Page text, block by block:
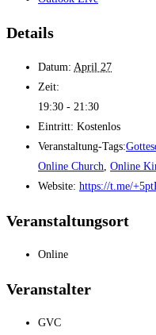
Details
Datum: April 27
Zeit:
19:30 - 21:30
Eintritt: Kostenlos
Veranstaltung-Tags:
Online Church, Online
Website: https://t.me/
Veranstaltungsort
Online
Veranstalter
GVC